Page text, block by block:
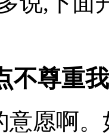
不尊重
意愿啊